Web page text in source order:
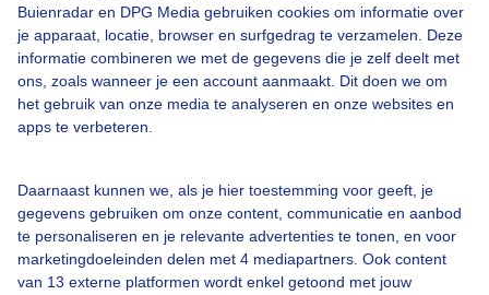
Buienradar en DPG Media gebruiken cookies om informatie over
je apparaat, locatie, browser en surfgedrag te verzamelen. Deze
informatie combineren we met de gegevens die je zelf deelt met
ons, zoals wanneer je een account aanmaakt. Dit doen we om
het gebruik van onze media te analyseren en onze websites en
apps te verbeteren.
Daarnaast kunnen we, als je hier toestemming voor geeft, je
gegevens gebruiken om onze content, communicatie en aanbod
te personaliseren en je relevante advertenties te tonen, en voor
marketingdoeleinden delen met 4 mediapartners. Ook content
van 13 externe platformen wordt enkel getoond met jouw